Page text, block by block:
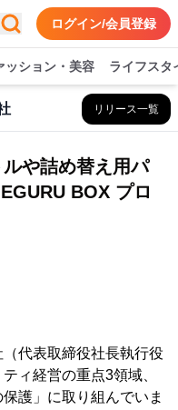
ログイン/会員登録
ッション・美容 ライフスタ
リリース一覧
や詰め替え用パ
BOX プロ
代表取締役社長執行役
ィ経営の重点3領域、
護」に取り組んでいま